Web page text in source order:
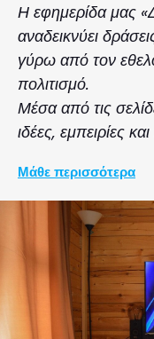
Η εφημερίδα μας
αναδεικνύει
γύρω από τον
πολιτισμό.
Μέσα από τις
ιδέες, εμπειρίες
Μάθε περισσότερα